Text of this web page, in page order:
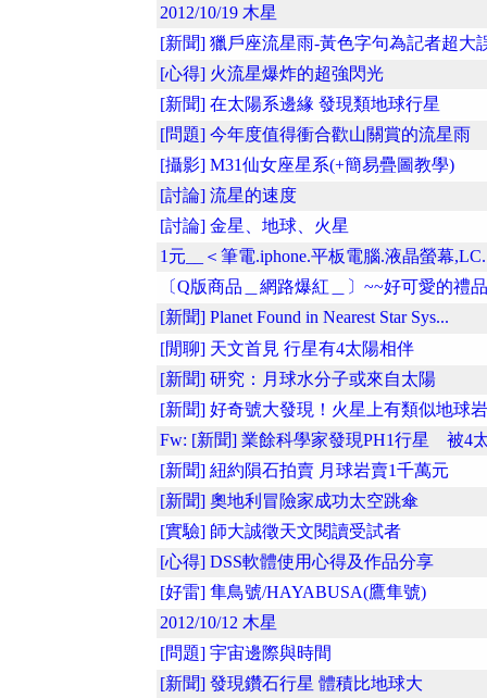
2012/10/19 木星
[新聞] 獵戶座流星雨-黃色字句為記者超大
[心得] 火流星爆炸的超強閃光
[新聞] 在太陽系邊緣 發現類地球行星
[問題] 今年度值得衝合歡山關賞的流星雨
[攝影] M31仙女座星系(+簡易疊圖教學)
[討論] 流星的速度
[討論] 金星、地球、火星
1元__＜筆電.iphone.平板電腦.液晶螢幕
〔Q版商品＿網路爆紅＿〕~~好可愛的禮
[新聞] Planet Found in Nearest Star Sys...
[閒聊] 天文首見 行星有4太陽相伴
[新聞] 研究：月球水分子或來自太陽
[新聞] 好奇號大發現！火星上有類似地球
Fw: [新聞] 業餘科學家發現PH1行星 被4
[新聞] 紐約隕石拍賣 月球岩賣1千萬元
[新聞] 奧地利冒險家成功太空跳傘
[實驗] 師大誠徵天文閱讀受試者
[心得] DSS軟體使用心得及作品分享
[好雷] 隼鳥號/HAYABUSA(鷹隼號)
2012/10/12 木星
[問題] 宇宙邊際與時間
[新聞] 發現鑽石行星 體積比地球大